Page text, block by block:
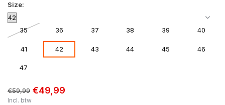
Size:
35 36 37 38 39 40
41 42 43 44 45 46
47
€59,99 €49,99
Incl. btw